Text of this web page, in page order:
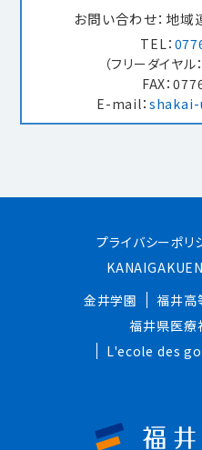
お問い合わせ：地
TEL：
（フリーダイヤル：
FAX：
E-mail：
プライバシーポリ
金井学園
福井高
福井県医療
L'ecole des